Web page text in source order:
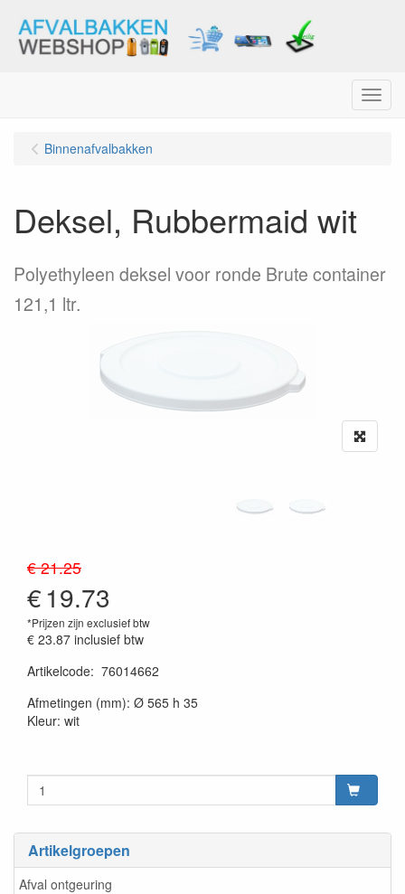
Menu
Artikelgroepen
Afval ontgeuring
Binnenafvalbakken
Deksel, Rubbermaid wit
Polyethyleen deksel voor ronde Brute container
121,1 ltr.
€ 21.25
€19.73
*Prijzen zijn exclusief btw
€ 23.87 inclusief btw
Artikelcode: 76014662
Afmetingen (mm): Ø 565 h 35
Kleur: wit